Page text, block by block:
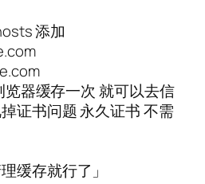
添加
器缓存一次 就可以去信
证书问题 永久证书 不需
缓存就行了」